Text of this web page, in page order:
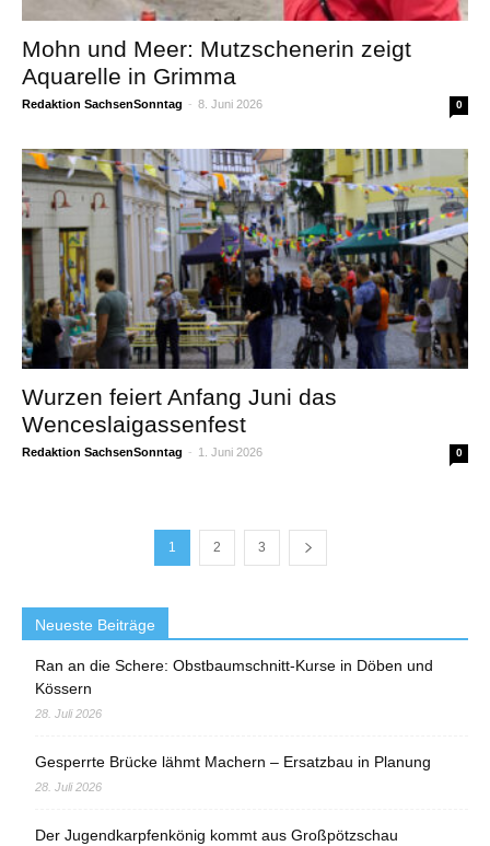
Mohn und Meer: Mutzschenerin zeigt
Aquarelle in Grimma
Redaktion SachsenSonntag - 8. Juni 2026 0
Wurzen feiert Anfang Juni das
Wenceslaigassenfest
Redaktion SachsenSonntag - 1. Juni 2026 0
1 2 3
Neueste Beiträge
Ran an die Schere: Obstbaumschnitt-Kurse in Döben und
Kössern
28. Juli 2026
Gesperrte Brücke lähmt Machern – Ersatzbau in Planung
28. Juli 2026
Der Jugendkarpfenkönig kommt aus Großpötzschau